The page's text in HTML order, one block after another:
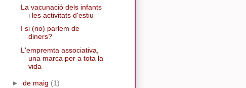
La vacunació dels infants
i les activitats d'estiu
I si (no) parlem de
diners?
L'empremta associativa,
una marca per a tota la
vida
► de maig (1)